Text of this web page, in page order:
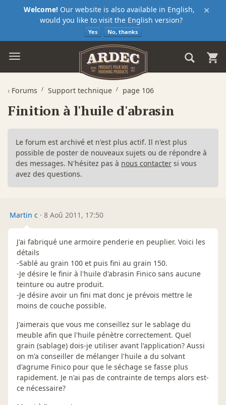
×
Welcome! Our website is also available in English,
would you like to visit the English version?
Yes No, thanks
‹ Forums Support technique page 106
Finition à l'huile d'abrasin
Le forum est archivé et n'est plus actif. Il n'est plus
possible de poster de nouveaux sujets ou de répondre à
des messages. N'hésitez pas à nous contacter si vous
avez des questions.
Martin c · 8 Aoû 2011, 17:50
J'ai fabriqué une armoire penderie en peuplier. Voici les
détails
-Sablé au grain 100 et puis fini au grain 150.
-Je désire le finir à l'huile d'abrasin Finico sans aucune
teinture ou autre produit.
-Je désire avoir un fini mat donc je prévois mettre le
moins de couche possible.
J'aimerais que vous me conseillez sur le sablage du
meuble afin que l'huile pénètre correctement. Quel
grain (sablage) dois-je utiliser avant l'application? Aussi
on m'a conseiller de mélanger l'huile a du solvant
d'agrume Finico pour que le séchage se fasse plus
rapidement. Je n'ai pas de contrainte de temps alors est-
ce nécessaire?